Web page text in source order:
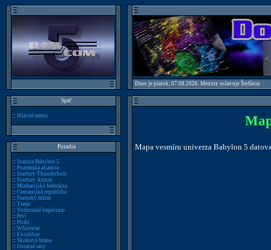
Dnes je piatok, 07.08.2026. Meniny oslavuje Štefánia
Späť
:: Hlavné menu
Pozadia
:: Stanica Babylon 5
:: Pozemská aliancia
:: Starfury Thunderbolt
:: Starfury Arrora
:: Minbarijská federácia
:: Centaurská republika
:: Narnský režim
:: Tiene
:: Vorlonské impérium
:: Prví
:: Piráti
:: Whitestar
:: Excalibur
:: Skoková brána
:: Ostatné rasy
Mapa vesmíru univerza Babylon 5